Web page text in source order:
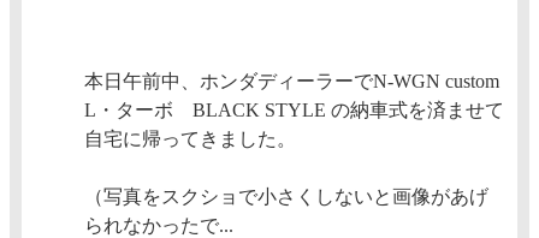
本日午前中、ホンダディーラーでN-WGN custom
L・ターボ BLACK STYLE の納車式を済ませて
自宅に帰ってきました。
（写真をスクショで小さくしないと画像があげ
られなかったで...